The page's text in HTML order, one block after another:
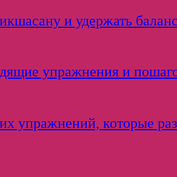
и удержать
упражнения и
упражнений, которые